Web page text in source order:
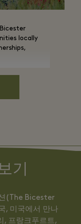
locally
기
(The Bicester
, 미국에서 만나
, 프랑크푸르트,